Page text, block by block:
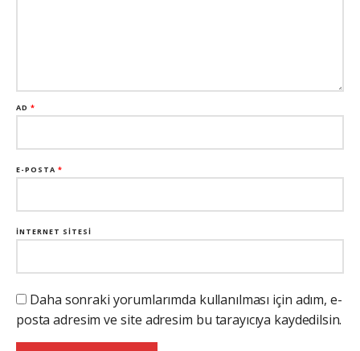
AD*
E-POSTA*
İNTERNET SITESI
Daha sonraki yorumlarımda kullanılması için adım, e-
posta adresim ve site adresim bu tarayıcıya kaydedilsin.